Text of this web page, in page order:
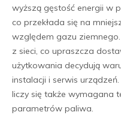
wyższą gęstość energii w
co przekłada się na
względem gazu
z sieci, co upraszcza
użytkowania decydują
instalacji i serwis
liczy się także wymagana
parametrów paliwa.